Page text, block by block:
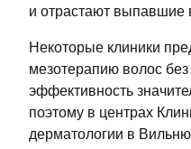
и отрастают выпавшие
Некоторые клиники
мезотерапию волос
эффективность
поэтому в центрах
дерматологии в